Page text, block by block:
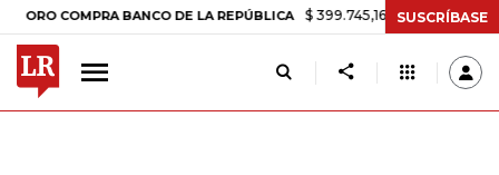
COMPRA BANCO DE LA REPÚBLICA $ 399.745,16 +$ 2.295,71 +0,58%
SUSCRÍBASE